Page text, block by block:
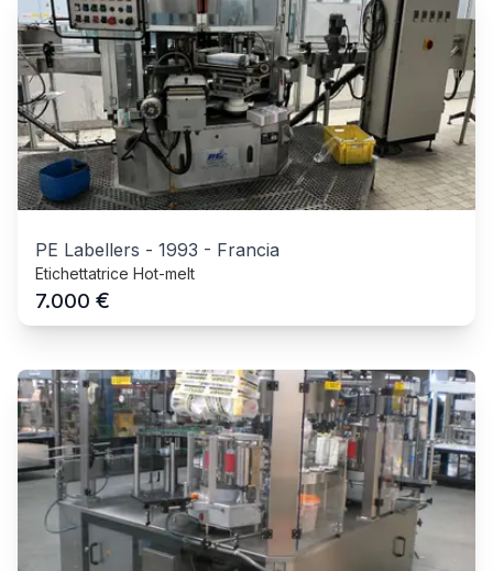
PE Labellers - 1993 - Francia
Etichettatrice Hot-melt
7.000 €